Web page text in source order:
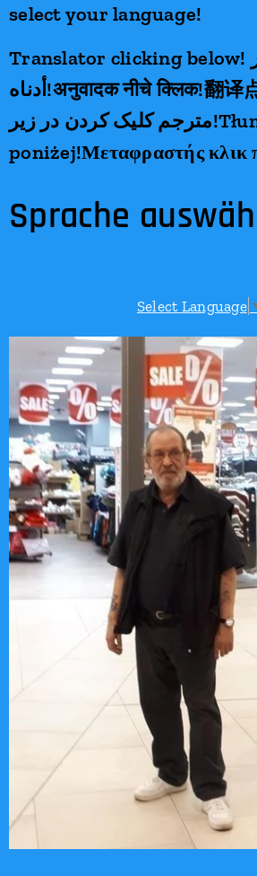
select your language!
Translator clicking below! الترجمة النقر
أدناه!अनुवादक नीचे क्लिक!翻译点击下面！
مترجم کلیک کردن در زیر!Tłumacz klikając
poniżej!Μεταφραστής κλικ
Sprache
Select Language